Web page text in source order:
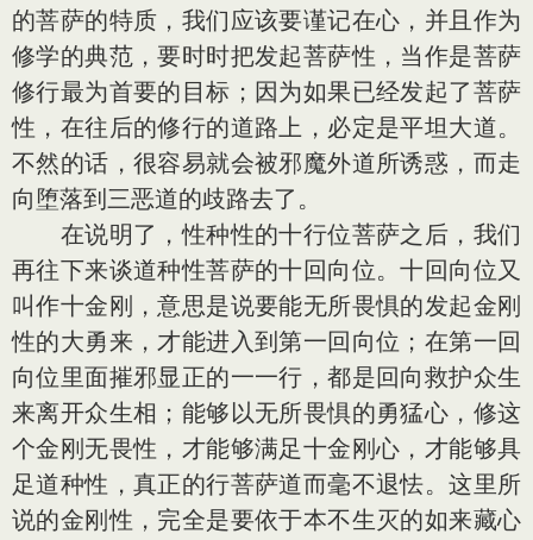
的菩萨的特质，我们应该要谨记在心，并且作为
修学的典范，要时时把发起菩萨性，当作是菩萨
修行最为首要的目标；因为如果已经发起了菩萨
性，在往后的修行的道路上，必定是平坦大道。
不然的话，很容易就会被邪魔外道所诱惑，而走
向堕落到三恶道的歧路去了。
在说明了，性种性的十行位菩萨之后，我们
再往下来谈道种性菩萨的十回向位。十回向位又
叫作十金刚，意思是说要能无所畏惧的发起金刚
性的大勇来，才能进入到第一回向位；在第一回
向位里面摧邪显正的一一行，都是回向救护众生
来离开众生相；能够以无所畏惧的勇猛心，修这
个金刚无畏性，才能够满足十金刚心，才能够具
足道种性，真正的行菩萨道而毫不退怯。这里所
说的金刚性，完全是要依于本不生灭的如来藏心